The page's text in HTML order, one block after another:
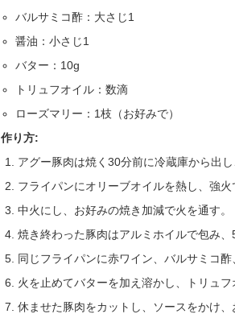
バルサミコ酢：大さじ1
醤油：小さじ1
バター：10g
トリュフオイル：数滴
ローズマリー：1枝（お好みで）
作り方:
アグー豚肉は焼く30分前に冷蔵庫から出
フライパンにオリーブオイルを熱し、強火
中火にし、お好みの焼き加減で火を通す。
焼き終わった豚肉はアルミホイルで包み、
同じフライパンに赤ワイン、バルサミコ
火を止めてバターを加え溶かし、トリュフ
休ませた豚肉をカットし、ソースをかけ、